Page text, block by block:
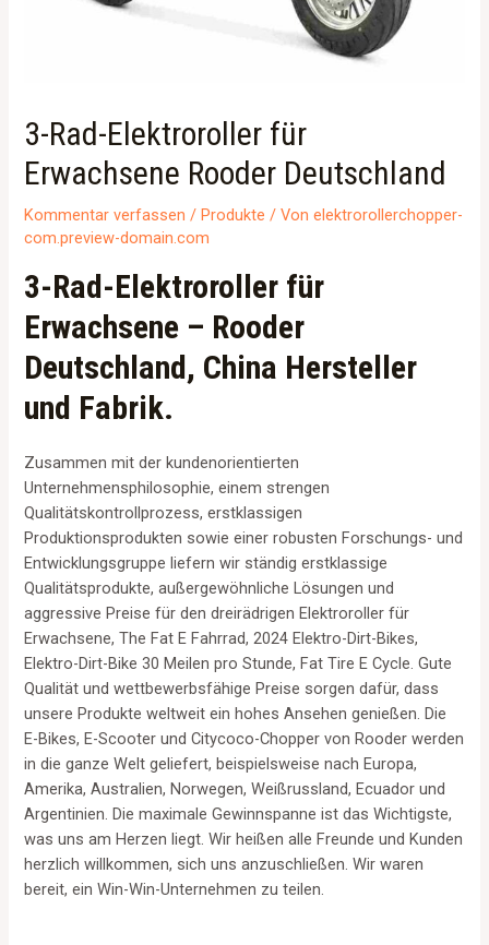
3-Rad-Elektroroller für
Erwachsene Rooder Deutschland
Kommentar verfassen /Produkte / Vonelektrorollerchopper-
com.preview-domain.com
3-Rad-Elektroroller für
Erwachsene – Rooder
Deutschland, China Hersteller
und Fabrik.
Zusammen mit der kundenorientierten
Unternehmensphilosophie, einem strengen
Qualitätskontrollprozess, erstklassigen
Produktionsprodukten sowie einer robusten Forschungs- und
Entwicklungsgruppe liefern wir ständig erstklassige
Qualitätsprodukte, außergewöhnliche Lösungen und
aggressive Preise für den dreirädrigen Elektroroller für
Erwachsene, The Fat E Fahrrad, 2024 Elektro-Dirt-Bikes,
Elektro-Dirt-Bike 30 Meilen pro Stunde, Fat Tire E Cycle. Gute
Qualität und wettbewerbsfähige Preise sorgen dafür, dass
unsere Produkte weltweit ein hohes Ansehen genießen. Die
E-Bikes, E-Scooter und Citycoco-Chopper von Rooder werden
in die ganze Welt geliefert, beispielsweise nach Europa,
Amerika, Australien, Norwegen, Weißrussland, Ecuador und
Argentinien. Die maximale Gewinnspanne ist das Wichtigste,
was uns am Herzen liegt. Wir heißen alle Freunde und Kunden
herzlich willkommen, sich uns anzuschließen. Wir waren
bereit, ein Win-Win-Unternehmen zu teilen.